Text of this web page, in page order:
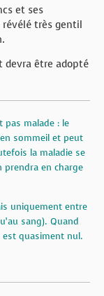
et ses
révélé très gentil
devra être adopté
pas malade : le
sommeil et peut
la maladie se
prendra en charge
uniquement entre
sang). Quand
quasiment nul.